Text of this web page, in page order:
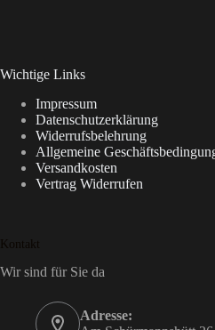
Wichtige Links
Impressum
Datenschutzerklärung
Widerrufsbelehrung
Allgemeine
Versandkosten
Vertrag Widerrufen
Kontakt
Wir sind für Sie da
Adresse: